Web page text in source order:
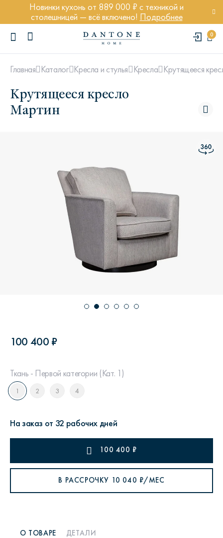
Новинки кухонь от 889 000 ₽ с техникой и
столешницей — всё включено! Подробнее
0
Кровать Ньюбери
Главная Каталог Кресла и стулья Кресла Крутящееся
Крутящееся кресло
Мартин
100 400 ₽
Ткань - Первой категории (Кат. 1)
1 2 3 4
На заказ от 32 рабочих дней
100 400 ₽
В РАССРОЧКУ 10 040 ₽/МЕС
О ТОВАРЕ ДЕТАЛИ